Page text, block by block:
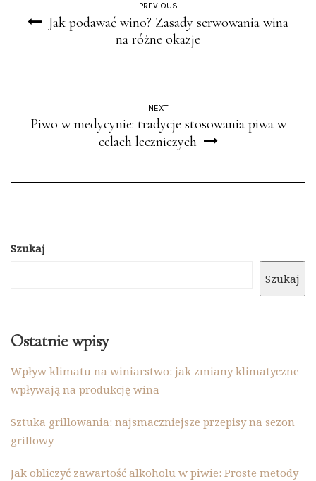
PREVIOUS
Jak podawać wino? Zasady serwowania wina
na różne okazje
NEXT
Piwo w medycynie: tradycje stosowania piwa w
celach leczniczych
Szukaj
Szukaj
Ostatnie wpisy
Wpływ klimatu na winiarstwo: jak zmiany klimatyczne
wpływają na produkcję wina
Sztuka grillowania: najsmaczniejsze przepisy na sezon
grillowy
Jak obliczyć zawartość alkoholu w piwie: Proste metody